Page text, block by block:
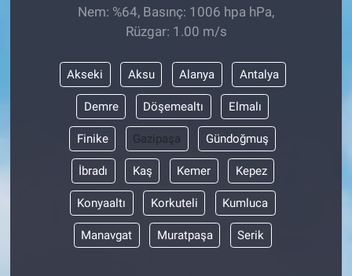
Nem: %64, Basınç: 1006 hpa hPa,
Rüzgar: 1.00 m/s
Akseki Aksu Alanya Antalya
Demre Döşemealtı Elmalı
Finike Gazipaşa Gündoğmuş
İbradı Kaş Kemer Kepez
Konyaaltı Korkuteli Kumluca
Manavgat Muratpaşa Serik